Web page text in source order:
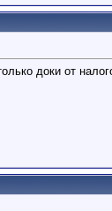
доки от